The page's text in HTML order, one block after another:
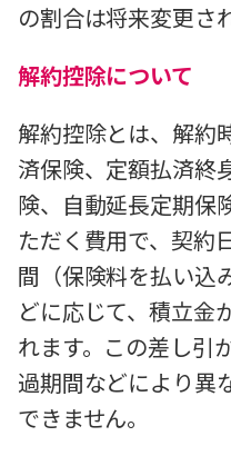
の割合は将来変更さ
解約控除について
解約控除とは、解約
済保険、定額払済終
険、自動延長定期保
ただく費用で、契約
間（保険料を払い込
どに応じて、積立金
れます。この差し引
過期間などにより異
できません。